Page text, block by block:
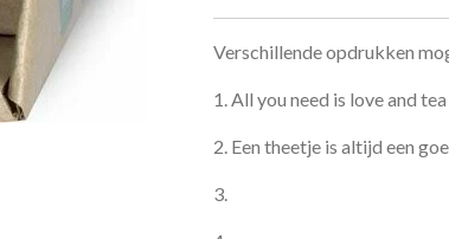
Verschillende opdrukken
1. All you need is love and tea
2. Een theetje is altijd een
3.